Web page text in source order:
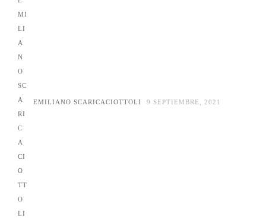
EMILIANO SCARICACIOTTOLI 9 SEPTIEMBRE, 2021